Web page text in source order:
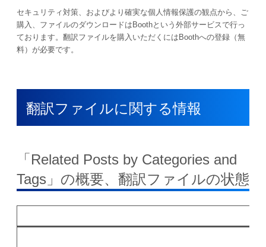
セキュリティ対策、およびより確実な個人情報保護の観点から、ご
購入、ファイルのダウンロードはBoothという外部サービスで行っ
ております。翻訳ファイルを購入いただくにはBoothへの登録（無
料）が必要です。
翻訳ファイルに関する情報
「Related Posts by Categories and
Tags 」の概要、翻訳ファイルの状態